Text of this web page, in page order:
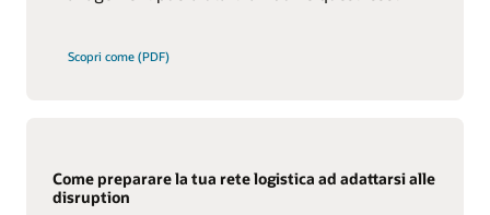
Scopri come (PDF)
Come preparare la tua rete logistica ad adattarsi alle
disruption